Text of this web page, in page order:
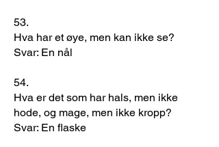
53.
Hva har et øye, men kan ikke se?
Svar: En nål
54.
Hva er det som har hals, men ikke
hode, og mage, men ikke kropp?
Svar: En flaske